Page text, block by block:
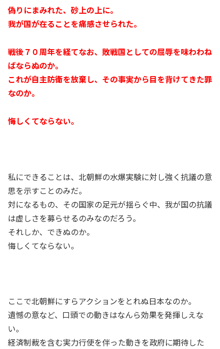
偽りにまみれた、砂上の上に。
我が国が在ることを痛感させられた。
戦後７０周年を経てなお、敗戦国としての屈辱を味わわね
ばならぬのか。
これが自主防衛を放棄し、その事実から目を背けてきた罪
なのか。
悔しくてならない。
私にできることは、北朝鮮の水爆実験に対し強く抗議の意
思を示すことのみだ。
対になるもの、その国家の足元が揺らぐ中、我が国の抗議
は虚しさを募らせるのみなのだろう。
それしか、できぬのか。
悔しくてならない。
ここで北朝鮮にすらアクションをとれぬ日本なのか。
遺憾の意など、口頭での動きはなんら効果を発揮しえな
い。
経済制裁を含む実力行使を伴った動きを政府に期待した